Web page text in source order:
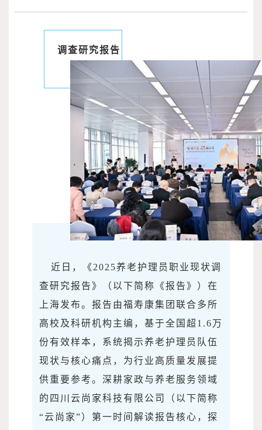
调查研究报告
近日，《2025养老护理员职业现状调
查研究报告》（以下简称《报告》）在
上海发布。报告由福寿康集团联合多所
高校及科研机构主编，基于全国超1.6万
份有效样本，系统揭示养老护理员队伍
现状与核心痛点，为行业高质量发展提
供重要参考。深耕家政与养老服务领域
的四川云尚家科技有限公司（以下简称
“云尚家”）第一时间解读报告核心，探